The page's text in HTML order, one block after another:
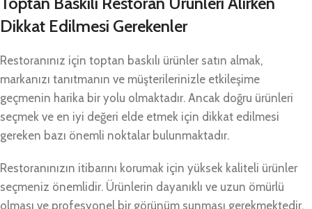
Dikkat Edilmesi Gerekenler
Restoranınız için toptan baskılı ürünler satın almak,
markanızı tanıtmanın ve müşterilerinizle etkileşime
geçmenin harika bir yolu olmaktadır. Ancak doğru ürünleri
seçmek ve en iyi değeri elde etmek için dikkat edilmesi
gereken bazı önemli noktalar bulunmaktadır.
Restoranınızın itibarını korumak için yüksek kaliteli ürünler
seçmeniz önemlidir. Ürünlerin dayanıklı ve uzun ömürlü
olması ve profesyonel bir görünüm sunması gerekmektedir.